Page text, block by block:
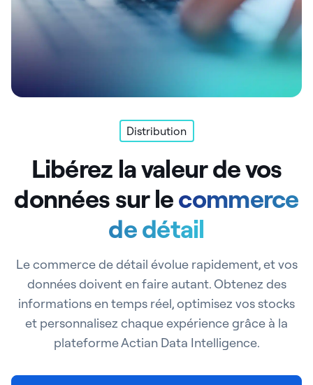
Distribution
Libérez la valeur de vos
données sur lecommerce
de détail
Le commerce de détail évolue rapidement, et vos
données doivent en faire autant. Obtenez des
informations en temps réel, optimisez vos stocks
et personnalisez chaque expérience grâce à la
plateforme Actian Data Intelligence.